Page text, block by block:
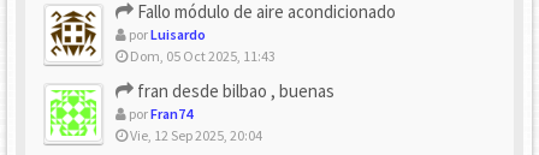
Fallo módulo de aire acondicionado
porLuisardo
Dom, 05 Oct 2025, 11:43
fran desde bilbao , buenas
porFran74
Vie, 12 Sep 2025, 20:04